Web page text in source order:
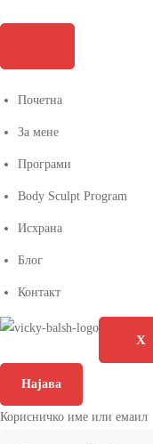
Почетна
За мене
Програми
Body Sculpt Program
Исхрана
Блог
Контакт
X
Најава
Корисничко име или емаил